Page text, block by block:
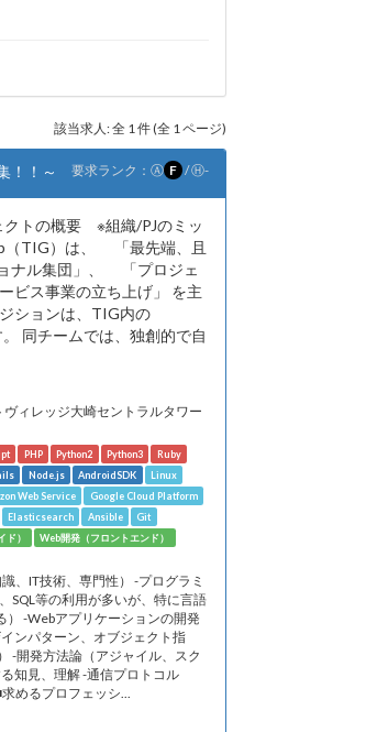
該当求人: 全 1 件 (全 1 ページ)
！！～ 要求ランク： Ⓐ F /Ⓗ-
クトの概要 ※組織/PJのミッ
TIG）は、 「最先端、且
ナル集団」、 「プロジェ
ビス事業の立ち上げ」 を主
ションは、TIG内の
同チームでは、独創的で自
ィレッジ大崎セントラルタワー
PHP Python2 Python3
Ruby
Node.js AndroidSDK
Linux
Web Service
Google Cloud Platform
Elasticsearch Ansible
Git
ド）
Web開発（フロントエンド）
、IT技術、専門性） -プログラミ
SQL等の利用が多いが、特に言語
） -Webアプリケーションの開発
ンパターン、オブジェクト指
-開発方法論（アジャイル、スク
知見、理解 -通信プロトコル
求めるプロフェッシ...